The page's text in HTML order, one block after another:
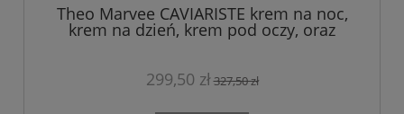
Theo Marvee CAVIARISTE krem na noc,
krem na dzień, krem pod oczy, oraz
tonik PERŁA i KAWIOR + maska GRATIS
299,50 zł327,50 zł